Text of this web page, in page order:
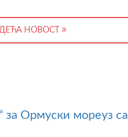
НОВОСТ
за Ормуски мореуз са